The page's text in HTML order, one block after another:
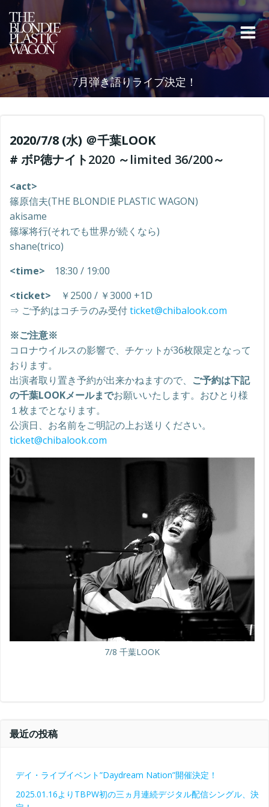
コ
ン
テ
ン
ツ
へ
プ
7月弾き語りライブ決定！
2020/7/8 (水) ＠千葉LOOK
# ボP徳ナイト2020 ～limited 36/200～
<act>
篠原信夫(THE BLONDIE PLASTIC WAGON)
akisame
篠塚将行(それでも世界が続くなら)
shane(trico)
<time> 18:30 / 19:00
<ticket> ￥2500 / ￥3000 +1D
⇒ ご予約はコチラのみ受付ticket@chibalook.com
※ご注意※
コロナウイルスの影響で、チケットが36枚限定となって
おります。
出演者取り置き予約が出来かねますので、 ご予約は下記
の千葉LOOKメールまでお願いいたします。おひとり様
１枚までとなります。
公演日、お名前をご明記の上お送りください。
ticket@chibalook.com
7/8 千葉LOOK
最近の投稿
デイ・ライブイベント”Daydream Nation”開催決定！
2025.01.16よりTBPW初の三ヵ月連続デジタル配信シングル、決